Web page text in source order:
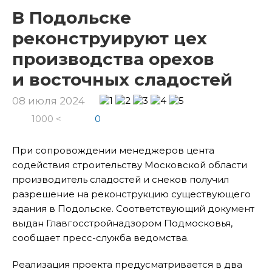
В Подольске
реконструируют цех
производства орехов
и восточных сладостей
08 июля 2024
1000 < 0
При сопровождении менеджеров цента
содействия строительству Московской области
производитель сладостей и снеков получил
разрешение на реконструкцию существующего
здания в Подольске. Соответствующий документ
выдан Главгосстройнадзором Подмосковья,
сообщает пресс-служба ведомства.
Реализация проекта предусматривается в два